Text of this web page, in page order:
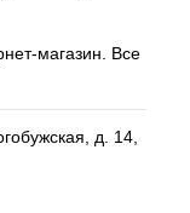
магазин. Все
д. 14,